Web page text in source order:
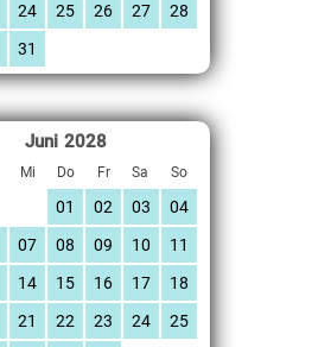
24 25 26 27
28
31
Juni 2028
Mi Do Fr Sa So
01 02 03
04
07 08 09 10
11
14 15 16 17
18
21 22 23 24 25